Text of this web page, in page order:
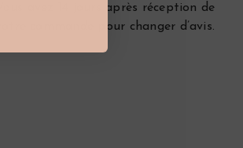
Vous avez 14 jours après réception de
votre commande pour changer d’avis.